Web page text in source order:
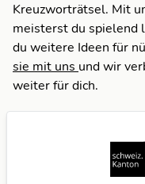
Kreuzworträtsel. Mit
meisterst du spielend
du weitere Ideen für
sie mit uns und wir
weiter für dich.